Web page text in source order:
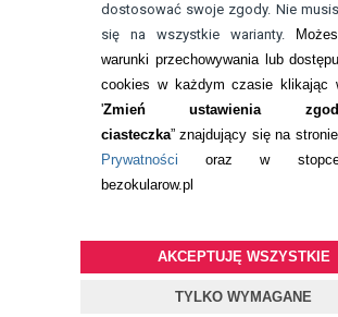
dostosować swoje zgody. Nie
się na wszystkie warianty.
warunki przechowywania lub
cookies w każdym czasie klikając
'Zmień ustawienia
ciasteczka” znajdujący się na
Prywatności oraz w
bezokularow.pl
AKCEPTUJĘ WSZYSTKIE
TYLKO WYMAGANE